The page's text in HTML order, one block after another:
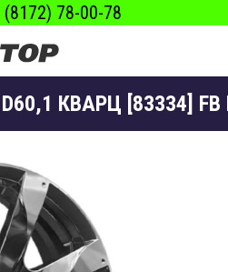
78-00-78
КВАРЦ [83334] FB